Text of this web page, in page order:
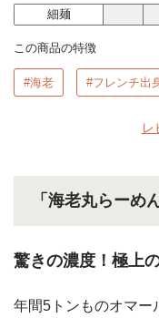
細麺
この商品の特徴
#海老 #フレンチ出
レ
「海老丸らーめ
驚きの濃度！極上
年間5トンものオマー